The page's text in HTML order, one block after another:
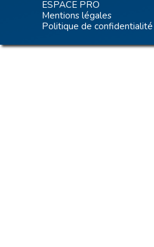
ESPACE PRO
Mentions légales
Politique de confidentialité